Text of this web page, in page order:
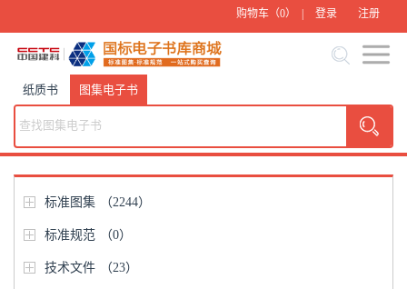
购物车（0） | 登录 注册
纸质书 图集电子书
标准图集 （2244）
标准规范 （0）
技术文件 （23）